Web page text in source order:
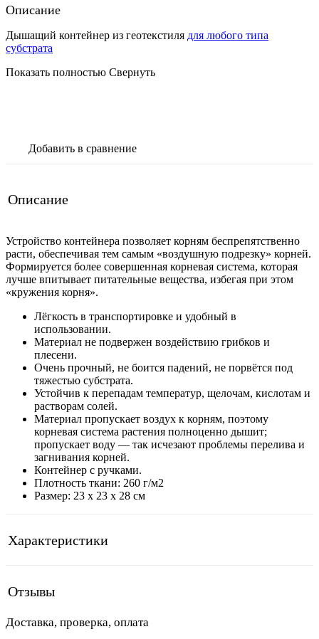
Добавить в сравнение
Описание
Дышащий контейнер из геотекстиля для любого типа
субстрата
Показать полностью Свернуть
Описание
Устройство контейнера позволяет корням беспрепятственно
расти, обеспечивая тем самым «воздушную подрезку» корней.
Формируется более совершенная корневая система, которая
лучше впитывает питательные вещества, избегая при этом
«кружения корня».
Лёгкость в транспортировке и удобный в
использовании.
Материал не подвержен воздействию грибков и
плесени.
Очень прочный, не боится падений, не порвётся под
тяжестью субстрата.
Устойчив к перепадам температур, щелочам, кислотам и
растворам солей.
Материал пропускает воздух к корням, поэтому
корневая система растения полноценно дышит;
пропускает воду — так исчезают проблемы перелива и
загнивания корней.
Контейнер c ручками.
Плотность ткани: 260 г/м2
Размер: 23 x 23 x 28 см
Характеристики
Отзывы
Доставка, проверка, оплата